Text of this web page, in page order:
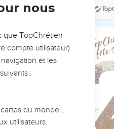
chaque groupe
deuxième sort échut à
Esaïe, Mattaniahou, Chimeï,
Hanani, Malloti, Eliyata, Hotir,
nous
que TopChrétien
compte utilisateur)
et les
:
du monde…
utilisateurs.